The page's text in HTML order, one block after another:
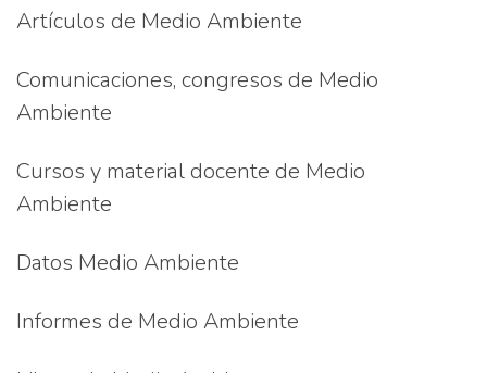
Artículos de Medio Ambiente
Comunicaciones, congresos de Medio
Ambiente
Cursos y material docente de Medio
Ambiente
Datos Medio Ambiente
Informes de Medio Ambiente